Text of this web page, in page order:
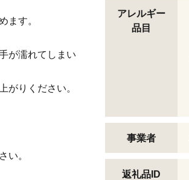
ます。
が濡れてしまい
がりください。
い。
アレルギー
品目
事業者
返礼品ID